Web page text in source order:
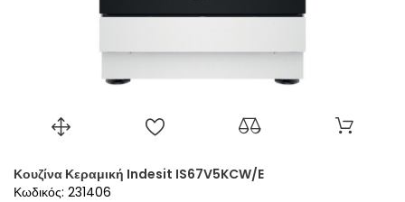
Κουζίνα Κεραμική Indesit IS67V5KCW/E
Κωδικός: 231406